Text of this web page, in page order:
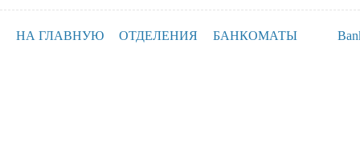
НА ГЛАВНУЮ ОТДЕЛЕНИЯ БАНКОМАТЫ